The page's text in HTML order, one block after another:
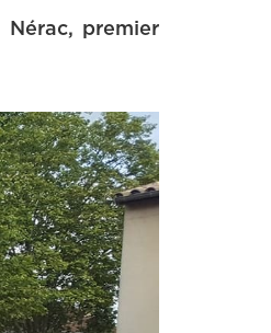
premier